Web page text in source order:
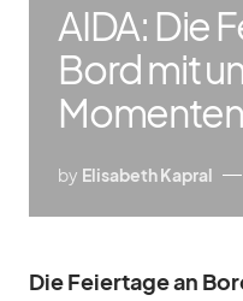
AIDA: Die
Bord mit
Momenten
by Elisabeth Kapral
Die Fei­er­tage an